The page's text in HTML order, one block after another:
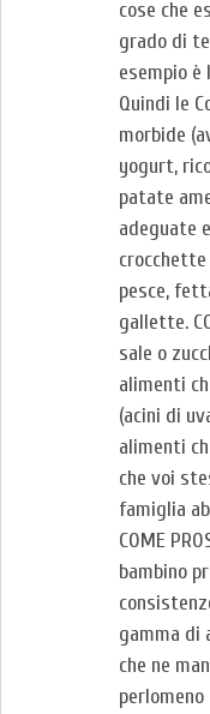
cose che
grado di
esempio
Quindi le
morbide
yogurt,
patate
adeguate
pesce,
gallette.
sale o
alimenti
(acini di
alimenti
che voi
famiglia
COME
bambino
gamma di
che ne